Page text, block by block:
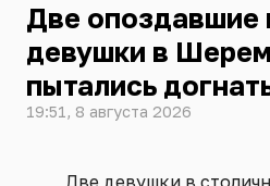
Две опоздавшие
девушки в
пытались
19:51, 8 августа 2026